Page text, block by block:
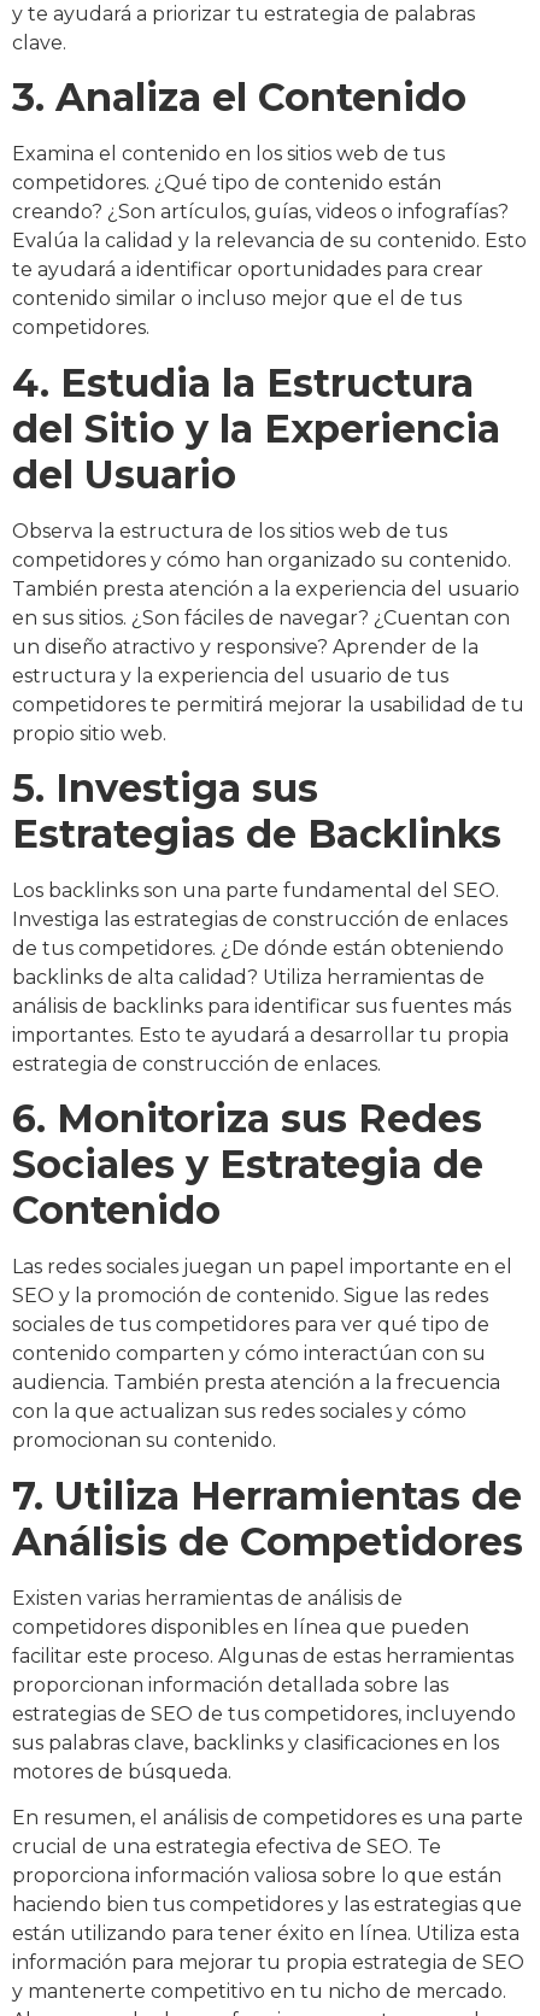
y te ayudará a priorizar tu estrategia de palabras
clave.
3. Analiza el Contenido
Examina el contenido en los sitios web de tus
competidores. ¿Qué tipo de contenido están
creando? ¿Son artículos, guías, videos o infografías?
Evalúa la calidad y la relevancia de su contenido. Esto
te ayudará a identificar oportunidades para crear
contenido similar o incluso mejor que el de tus
competidores.
4. Estudia la Estructura
del Sitio y la Experiencia
del Usuario
Observa la estructura de los sitios web de tus
competidores y cómo han organizado su contenido.
También presta atención a la experiencia del usuario
en sus sitios. ¿Son fáciles de navegar? ¿Cuentan con
un diseño atractivo y responsive? Aprender de la
estructura y la experiencia del usuario de tus
competidores te permitirá mejorar la usabilidad de tu
propio sitio web.
5. Investiga sus
Estrategias de Backlinks
Los backlinks son una parte fundamental del SEO.
Investiga las estrategias de construcción de enlaces
de tus competidores. ¿De dónde están obteniendo
backlinks de alta calidad? Utiliza herramientas de
análisis de backlinks para identificar sus fuentes más
importantes. Esto te ayudará a desarrollar tu propia
estrategia de construcción de enlaces.
6. Monitoriza sus Redes
Sociales y Estrategia de
Contenido
Las redes sociales juegan un papel importante en el
SEO y la promoción de contenido. Sigue las redes
sociales de tus competidores para ver qué tipo de
contenido comparten y cómo interactúan con su
audiencia. También presta atención a la frecuencia
con la que actualizan sus redes sociales y cómo
promocionan su contenido.
7. Utiliza Herramientas de
Análisis de Competidores
Existen varias herramientas de análisis de
competidores disponibles en línea que pueden
facilitar este proceso. Algunas de estas herramientas
proporcionan información detallada sobre las
estrategias de SEO de tus competidores, incluyendo
sus palabras clave, backlinks y clasificaciones en los
motores de búsqueda.
En resumen, el análisis de competidores es una parte
crucial de una estrategia efectiva de SEO. Te
proporciona información valiosa sobre lo que están
haciendo bien tus competidores y las estrategias que
están utilizando para tener éxito en línea. Utiliza esta
información para mejorar tu propia estrategia de SEO
y mantenerte competitivo en tu nicho de mercado.